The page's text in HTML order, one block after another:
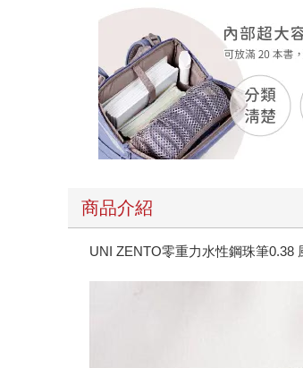
商品介紹
UNI ZENTO零重力水性鋼珠筆0.38